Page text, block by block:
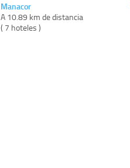
Manacor
A 10.89 km de distancia
( 7 hoteles )